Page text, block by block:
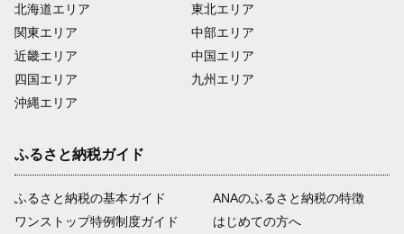
北海道エリア
関東エリア
近畿エリア
四国エリア
沖縄エリア
東北エリア
中部エリア
中国エリア
九州エリア
ふるさと納税ガイド
ふるさと納税の基本ガイド
ワンストップ特例制度ガイド
ANAのふるさと納税の特徴
はじめての方へ